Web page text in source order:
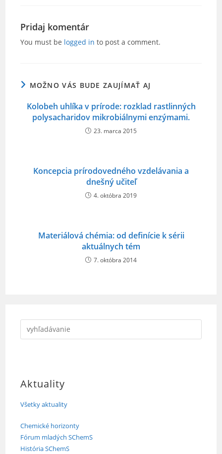
e
b
o
k
er l
Pridaj komentár
You must be logged in to post a comment.
MOŽNO VÁS BUDE ZAUJÍMAŤ AJ
Kolobeh uhlíka v prírode: rozklad rastlinných
polysacharidov mikrobiálnymi enzýmami.
23. marca 2015
Koncepcia prírodovedného vzdelávania a
dnešný učiteľ
4. októbra 2019
Materiálová chémia: od definície k sérii
aktuálnych tém
7. októbra 2014
Aktuality
Všetky aktuality
Chemické horizonty
Fórum mladých SChemS
História SChemS